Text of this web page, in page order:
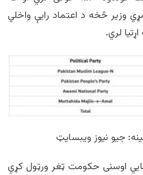
وزیر څخه د اعتماد رایې واخلي
جیو نیوز ویبسایټ
اوسنی حکومت ټغر ورټول کړي